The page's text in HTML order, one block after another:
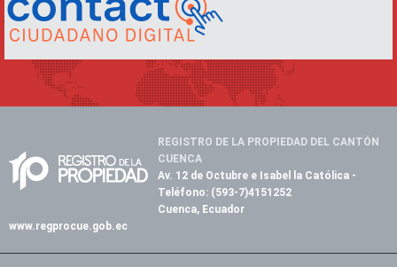
REGISTRO DE LA PROPIEDAD DEL CANTÓN
CUENCA
Av. 12 de Octubre e Isabel la Católica -
Teléfono: (593-7)4151252
Cuenca, Ecuador
www.regprocue.gob.ec